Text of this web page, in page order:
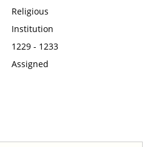
Religious
Institution
1229 - 1233
Assigned